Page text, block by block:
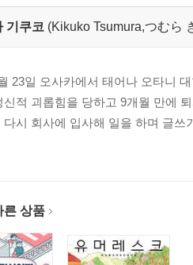
기쿠코 (Kikuko Tsumura,つむら
23일 오사카에서 태어나 오타니
신적 괴롭힘을 당하고 9개월 만에
다시 회사에 입사해 일을 하며 글
른 상품